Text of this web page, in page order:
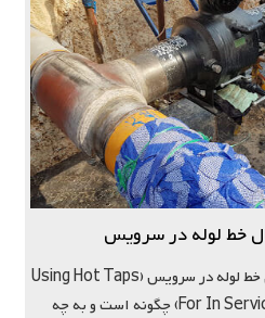
خط لوله در سرویس
استفاده از هات تپ برای اتصال خط لوله در سرویس (Using Hot Taps
For In Service Pipeline Connections) چگونه است و به چه